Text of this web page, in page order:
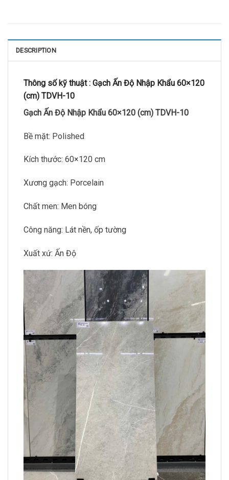
DESCRIPTION
Thông số kỹ thuật : Gạch Ấn Độ Nhập Khẩu 60×120
(cm) TDVH-10
Gạch Ấn Độ Nhập Khẩu 60×120 (cm) TDVH-10
Bề mặt: Polished
Kích thước: 60×120 cm
Xương gạch: Porcelain
Chất men: Men bóng
Công năng: Lát nền, ốp tường
Xuất xứ: Ấn Độ